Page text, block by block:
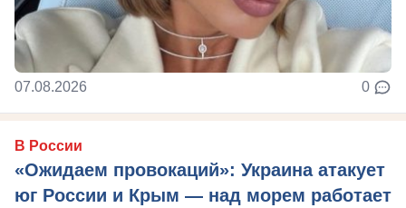
07.08.2026 0
В России
«Ожидаем провокаций»: Украина атакует
юг России и Крым — над морем работает